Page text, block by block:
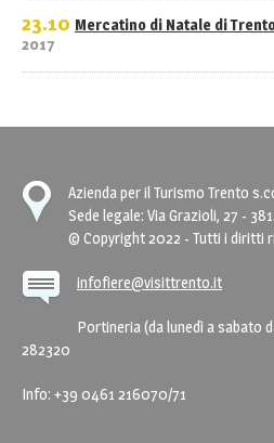
23.10
2017
Mercatino di Natale di
Azienda per il Turismo Trento
Sede legale: Via Grazioli, 27 -
© Copyright 2022 - Tutti i diritti
infofiere@visittrento.it
Portineria (da lunedì a sabato
282320
Info: +39 0461 216070/71